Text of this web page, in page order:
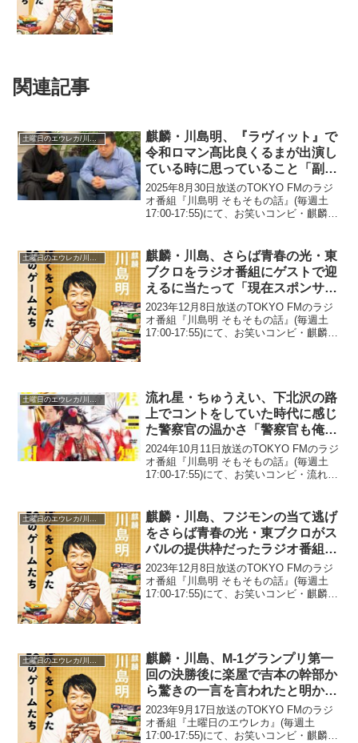
関連記事
麒麟・川島明、『ラヴィット』で
令和ロマン髙比良くるまが出演し
ている時に思っていること「副音
声かな？」
2025年8月30日放送のTOKYO FMのラジ
オ番組『川島明 そもそもの話』(毎週土
17:00-17:55)にて、お笑いコンビ・麒麟の
いることについて語っていた。松...
土曜日のエウレカ/川島明 そもそもの話
麒麟・川島、さらば青春の光・東
ブクロをラジオ番組にゲストで迎
えるに当たって「現在スポンサー
さんがいない状況なので、出演い
ただける」と発言
2023年12月8日放送のTOKYO FMのラジ
オ番組『川島明 そもそもの話』(毎週土
17:00-17:55)にて、お笑いコンビ・麒麟の
流れ星・ちゅうえい、下北沢の路
上でコントをしていた時代に感じ
た警察官の温かさ「警察官も俺ら
のネタを覚えてきて…」
2024年10月11日放送のTOKYO FMのラジ
オ番組『川島明 そもそもの話』(毎週土
17:00-17:55)にて、お笑いコンビ・流れ星
について語っていた。ちゅうえ...
土曜日のエウレカ/川島明 そもそもの話
麒麟・川島、フジモンの当て逃げ
をさらば青春の光・東ブクロがス
バルの提供枠だったラジオ番組で
イジりまくることに冷や汗
2023年12月8日放送のTOKYO FMのラジ
オ番組『川島明 そもそもの話』(毎週土
17:00-17:55)にて、お笑いコンビ・麒麟の
土曜日のエウレカ/川島明 そもそもの話
麒麟・川島、M-1グランプリ第一
回の決勝後に楽屋で吉本の幹部か
ら驚きの一言を言われたと明かす
「君たち、吉本に来てください」
2023年9月17日放送のTOKYO FMのラジ
オ番組『土曜日のエウレカ』(毎週土
17:00-17:55)にて、お笑いコンビ・麒麟の